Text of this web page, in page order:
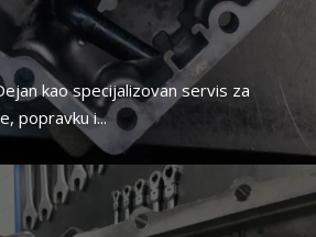
kao specijalizovan servis za
popravku i...